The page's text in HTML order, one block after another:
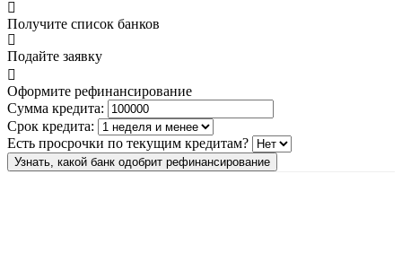
Получите список банков
Подайте заявку
Оформите рефинансирование
Сумма кредита:
Срок кредита:
Есть просрочки по текущим кредитам?
Узнать, какой банк одобрит рефинансирование